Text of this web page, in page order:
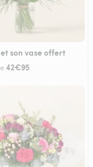
son vase offert
42€95